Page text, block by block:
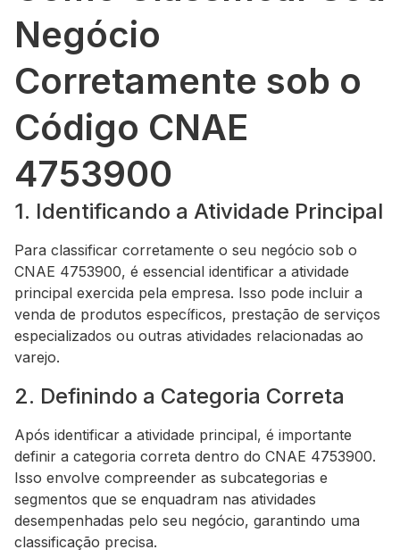
Negócio
Corretamente sob o
Código CNAE
4753900
1. Identificando a Atividade Principal
Para classificar corretamente o seu negócio sob o
CNAE 4753900, é essencial identificar a atividade
principal exercida pela empresa. Isso pode incluir a
venda de produtos específicos, prestação de serviços
especializados ou outras atividades relacionadas ao
varejo.
2. Definindo a Categoria Correta
Após identificar a atividade principal, é importante
definir a categoria correta dentro do CNAE 4753900.
Isso envolve compreender as subcategorias e
segmentos que se enquadram nas atividades
desempenhadas pelo seu negócio, garantindo uma
classificação precisa.